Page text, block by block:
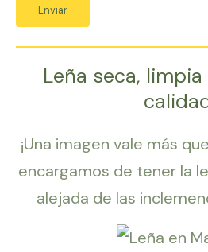
Leña seca,
¡Una imagen vale más
encargamos de tener la
alejada de las